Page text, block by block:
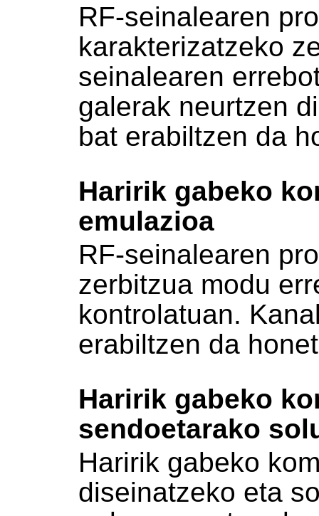
RF-seinalearen
karakterizatzeko
seinalearen
galerak neurtzen
bat erabiltzen da
Haririk gabeko
emulazioa
RF-seinalearen
zerbitzua modu
kontrolatuan.
erabiltzen da
Haririk gabeko
sendoetarako
Haririk gabeko
diseinatzeko eta